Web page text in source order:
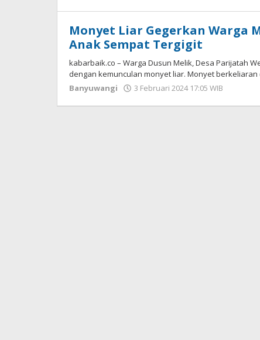
Monyet Liar Gegerkan Warga
Anak Sempat Tergigit
kabarbaik.co – Warga Dusun Melik, Desa Parijatah
dengan kemunculan monyet liar. Monyet
Banyuwangi
3 Februari 2024 17:05 WIB